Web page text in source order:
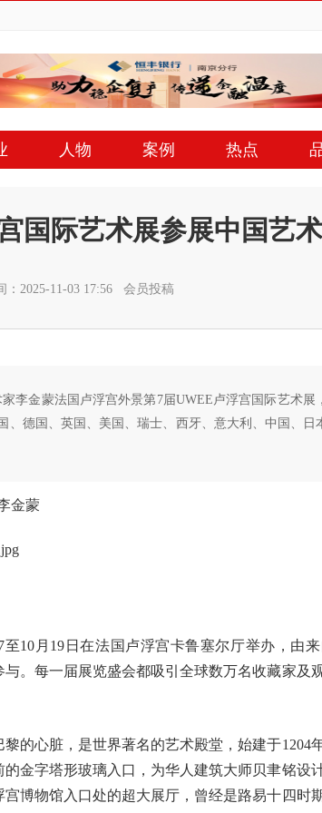
人物 案例 热点
国际艺术展参展中国艺
：2025-11-03 17:56 会员投稿
李金蒙法国卢浮宫外景第7届UWEE卢浮宫国际艺术展
、德国、英国、美国、瑞士、西牙、意大利、中国、日
金蒙
10月19日在法国卢浮宫卡鲁塞尔厅举办，由
。每一届展览盛会都吸引全球数万名收藏家及
的心脏，是世界著名的艺术殿堂，始建于1204
金字塔形玻璃入口，为华人建筑大师贝聿铭设
博物馆入口处的超大展厅，曾经是路易十四时